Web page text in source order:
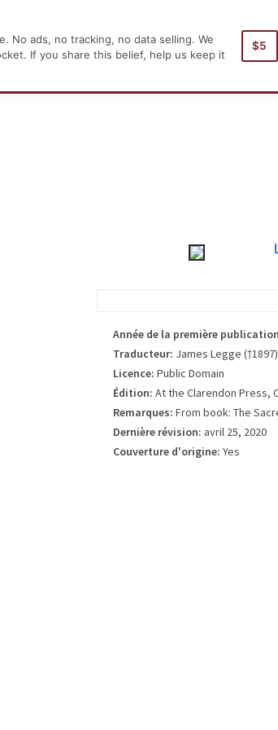
Accueil Auteurs
No ads, no tracking, no data selling. We
If you share this belief, help us keep it
$5
Année de la première
Traducteur: James Legge (†1897)
Licence: Public Domain
Édition: At the Clarendon Press,
Remarques: From book: The
Dernière révision: avril 25, 2020
Couverture d'origine: Yes